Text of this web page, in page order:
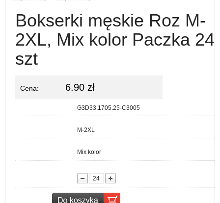
Bokserki męskie Roz M-
2XL, Mix kolor Paczka 24
szt
Cena: 6.90 zł
G3D33.1705.25-C3005
M-2XL
Mix kolor